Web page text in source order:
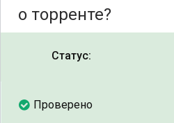
о торренте?
Статус:
Проверено